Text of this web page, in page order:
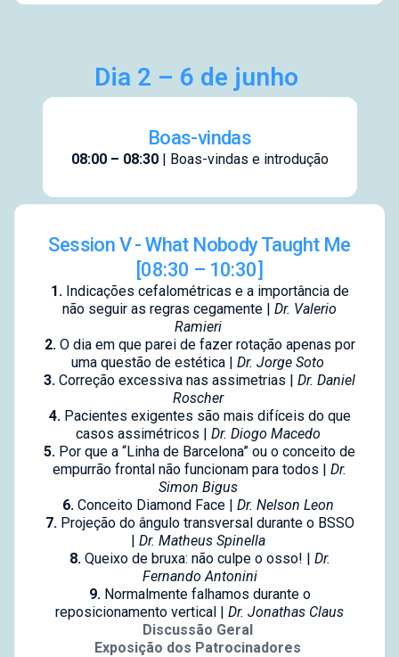
Dia 2 – 6 de junho
Boas-vindas
08:00 – 08:30| Boas-vindas e introdução
Session V - What Nobody Taught Me
[08:30 – 10:30]
1. Indicações cefalométricas e a importância de
não seguir as regras cegamente | Dr. Valerio
Ramieri
2. O dia em que parei de fazer rotação apenas por
uma questão de estética | Dr. Jorge Soto
3. Correção excessiva nas assimetrias | Dr. Daniel
Roscher
4. Pacientes exigentes são mais difíceis do que
casos assimétricos | Dr. Diogo Macedo
5. Por que a “Linha de Barcelona” ou o conceito de
empurrão frontal não funcionam para todos | Dr.
Simon Bigus
6. Conceito Diamond Face | Dr. Nelson Leon
7. Projeção do ângulo transversal durante o BSSO
| Dr. Matheus Spinella
8. Queixo de bruxa: não culpe o osso! | Dr.
Fernando Antonini
9. Normalmente falhamos durante o
reposicionamento vertical | Dr. Jonathas Claus
Discussão Geral
Exposição dos Patrocinadores